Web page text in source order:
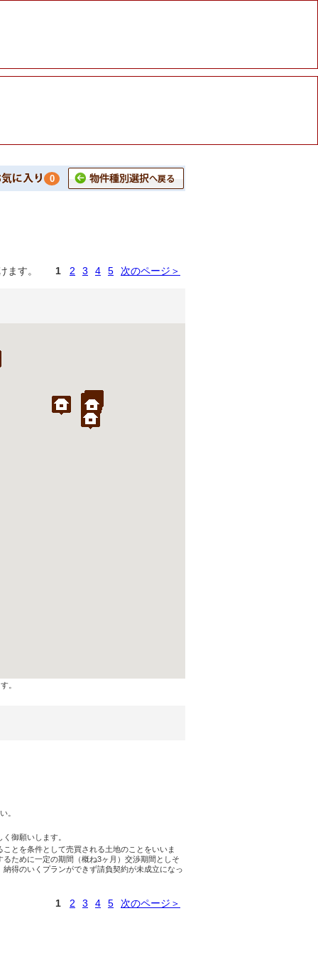
0
ます。 1 2 3 4 5 次のページ＞
。
。
御願いします。
とを条件として売買される土地のことをいいま
ために一定の期間（概ね3ヶ月）交渉期間としそ
得のいくプランができず請負契約が未成立になっ
1 2 3 4 5 次のページ＞